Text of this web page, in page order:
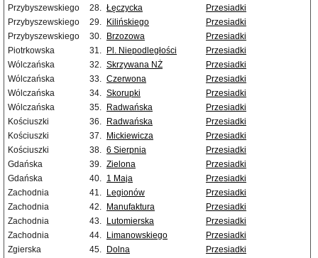
Przybyszewskiego
28. Łęczycka
Przesiadki
Przybyszewskiego
29. Kilińskiego
Przesiadki
Przybyszewskiego
30. Brzozowa
Przesiadki
Piotrkowska
31. Pl. Niepodległości
Przesiadki
Wólczańska
32. Skrzywana NŻ
Przesiadki
Wólczańska
33. Czerwona
Przesiadki
Wólczańska
34. Skorupki
Przesiadki
Wólczańska
35. Radwańska
Przesiadki
Kościuszki
36. Radwańska
Przesiadki
Kościuszki
37. Mickiewicza
Przesiadki
Kościuszki
38. 6 Sierpnia
Przesiadki
Gdańska
39. Zielona
Przesiadki
Gdańska
40. 1 Maja
Przesiadki
Zachodnia
41. Legionów
Przesiadki
Zachodnia
42. Manufaktura
Przesiadki
Zachodnia
43. Lutomierska
Przesiadki
Zachodnia
44. Limanowskiego
Przesiadki
Zgierska
45. Dolna
Przesiadki